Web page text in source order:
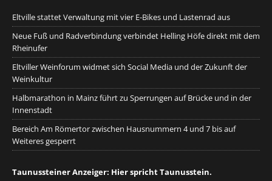
Eltville stattet Verwaltung mit vier E-Bikes und Lastenrad aus
Neue Fuß und Radverbindung verbindet Helling Höfe direkt mit dem
Rheinufer
Eltviller Weinforum widmet sich Social Media und der Zukunft der
Weinkultur
Halbmarathon in Mainz führt zu Sperrungen auf Brücke und in der
Innenstadt
Bereich Am Römertor zwischen Hausnummern 4 und 7 bis auf
Weiteres gesperrt
Taunussteiner Anzeiger: Hier spricht Taunusstein.